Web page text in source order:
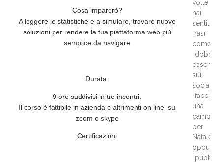
Cosa imparerò?
A leggere le statistiche e a simulare, trovare nuove
soluzioni per rendere la tua piattaforma web più
semplice da navigare
Durata:
9 ore suddivisi in tre incontri.
Il corso è fattibile in azienda o altrimenti on line, su
zoom o skype
Certificazioni
volte
hai
sentito
frasi
come
essere
sui
social”,
una
per
Natale”
oppure